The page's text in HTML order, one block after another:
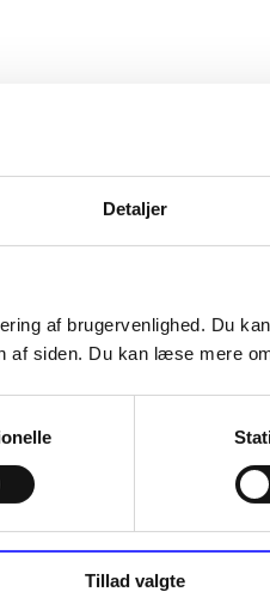
Detaljer
af brugervenlighed. Du
af siden. Du kan læse mere
Tillad valgte